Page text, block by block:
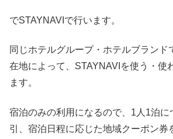
でSTAYNAVIで行います。
同じホテルグループ・ホテルブランド
在地によって、STAYNAVIを使う・使
ます。
宿泊のみの利用になるので、1人1泊に
引、宿泊日程に応じた地域クーポン券